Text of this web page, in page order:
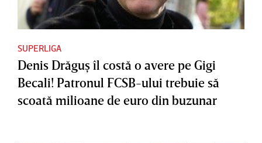
SUPERLIGA
Denis Drăguş îl costă o avere pe Gigi
Becali! Patronul FCSB-ului trebuie să
scoată milioane de euro din buzunar